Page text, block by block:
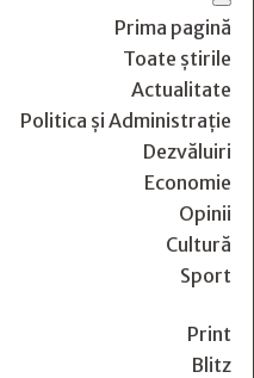
Prima pagină
Toate știrile
Actualitate
Politica și Administrație
Dezvăluiri
Economie
Opinii
Cultură
Sport
Print
Blitz